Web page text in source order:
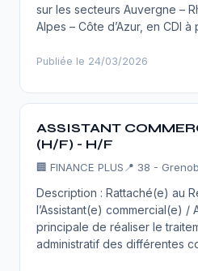
sur les secteurs Auvergne –
Alpes – Côte d’Azur, en CDI
Publiée le 24/03/2026
ASSISTANT
(H/F) - H/F
🏢 FINANCE PLUS 📍 38 -
Description : Rattaché(e) au
l’Assistant(e) commercial(e) /
principale de réaliser le
administratif des différentes